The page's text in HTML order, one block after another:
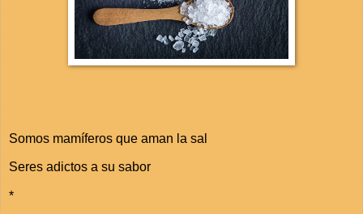
Somos mamíferos que aman la sal
Seres adictos a su sabor
*